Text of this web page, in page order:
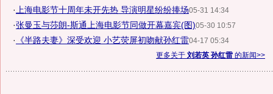
· 上海电影节十周年未开先热 导演明星纷纷捧场05-31 14:34
·张曼玉与莎朗-斯通上海电影节同做开幕嘉宾(图)05-30 10:57
· 《半路夫妻》深受欢迎 小艺荧屏初吻献孙红雷04-17 05:34
更多关于 刘若英 孙红雷 的新闻>>